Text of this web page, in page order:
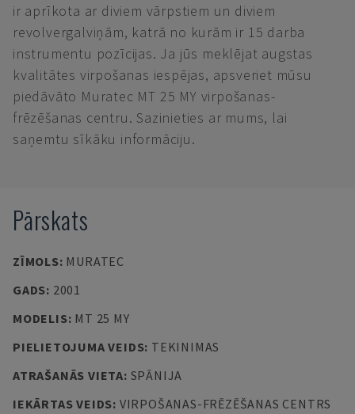
ir aprīkota ar diviem vārpstiem un diviem
revolvergalviņām, katrā no kurām ir 15 darba
instrumentu pozīcijas. Ja jūs meklējat augstas
kvalitātes virpošanas iespējas, apsveriet mūsu
piedāvāto Muratec MT 25 MY virpošanas-
frēzēšanas centru. Sazinieties ar mums, lai
saņemtu sīkāku informāciju.
Pārskats
ZĪMOLS: MURATEC
GADS: 2001
MODELIS: MT 25 MY
PIELIETOJUMA VEIDS: TEKINIMAS
ATRAŠANĀS VIETA: SPĀNIJA
IEKĀRTAS VEIDS: VIRPOŠANAS-FRĒZĒŠANAS CENTRS